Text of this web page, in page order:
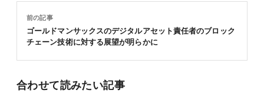
前の記事
ゴールドマンサックスのデジタルアセット責任者のブロック
チェーン技術に対する展望が明らかに
合わせて読みたい記事